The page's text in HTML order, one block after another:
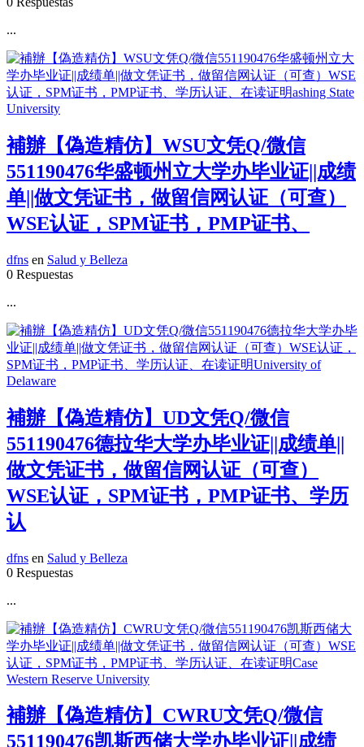
...
補辦【偽造精仿】WSU文凭Q/微信
551190476华盛顿州立大学办毕业证||成绩
单||做文凭证书，做留信网认证（可查）
WSE认证，SPM证书，PMP证书、
dfns en Salud y Belleza
0 Respuestas
...
補辦【偽造精仿】UD文凭Q/微信
551190476德拉华大学办毕业证||成绩单||
做文凭证书，做留信网认证（可查）
WSE认证，SPM证书，PMP证书、学历
认
dfns en Salud y Belleza
0 Respuestas
...
補辦【偽造精仿】CWRU文凭Q/微信
551190476凯斯西储大学办毕业证||成绩